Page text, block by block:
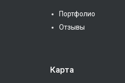
Портфолио
Отзывы
Карта